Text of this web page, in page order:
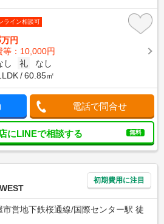
ライン相談可
万円
等：10,000円
し 礼
なし
60.85㎡
電話で問合せ
にLINEで相談する 無料
初期費用に注目
市営地下鉄桜通線/国際センター駅 徒